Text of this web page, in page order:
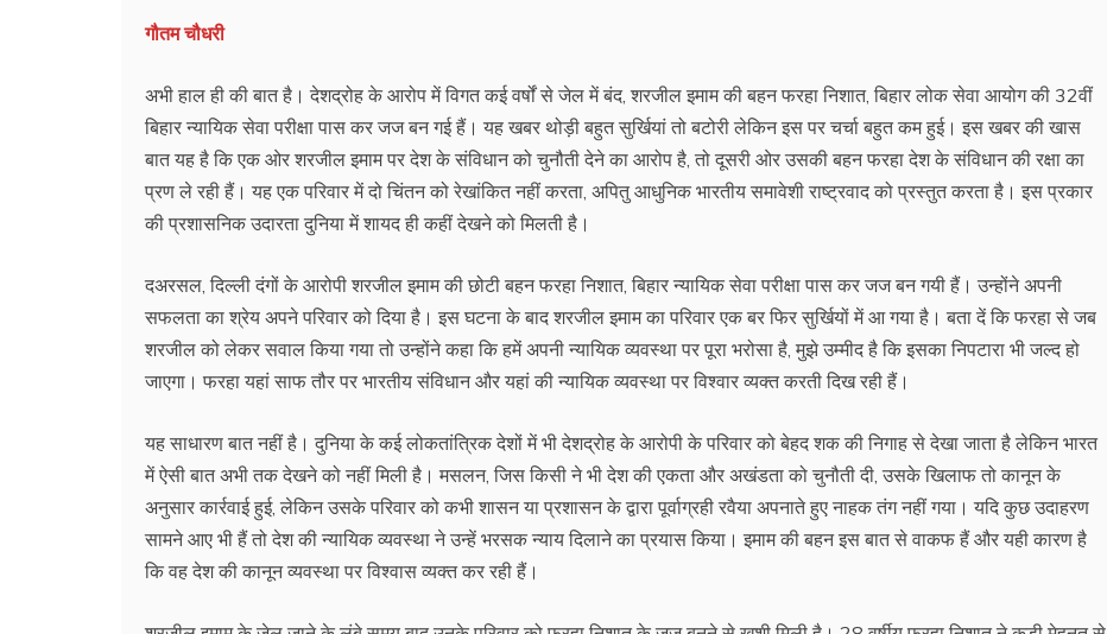
गौतम चौधरी
अभी हाल ही की बात है। देशद्रोह के आरोप में विगत कई वर्षों से जेल में बंद, शरजील इमाम की बहन फरहा निशात, बिहार लोक सेवा आयोग की 32वीं
बिहार न्यायिक सेवा परीक्षा पास कर जज बन गई हैं। यह खबर थोड़ी बहुत सुर्खियां तो बटोरी लेकिन इस पर चर्चा बहुत कम हुई। इस खबर की खास
बात यह है कि एक ओर शरजील इमाम पर देश के संविधान को चुनौती देने का आरोप है, तो दूसरी ओर उसकी बहन फरहा देश के संविधान की रक्षा का
प्रण ले रही हैं। यह एक परिवार में दो चिंतन को रेखांकित नहीं करता, अपितु आधुनिक भारतीय समावेशी राष्ट्रवाद को प्रस्तुत करता है। इस प्रकार
की प्रशासनिक उदारता दुनिया में शायद ही कहीं देखने को मिलती है।
दअरसल, दिल्ली दंगों के आरोपी शरजील इमाम की छोटी बहन फरहा निशात, बिहार न्यायिक सेवा परीक्षा पास कर जज बन गयी हैं। उन्होंने अपनी
सफलता का श्रेय अपने परिवार को दिया है। इस घटना के बाद शरजील इमाम का परिवार एक बर फिर सुर्खियों में आ गया है। बता दें कि फरहा से जब
शरजील को लेकर सवाल किया गया तो उन्होंने कहा कि हमें अपनी न्यायिक व्यवस्था पर पूरा भरोसा है, मुझे उम्मीद है कि इसका निपटारा भी जल्द हो
जाएगा। फरहा यहां साफ तौर पर भारतीय संविधान और यहां की न्यायिक व्यवस्था पर विश्वार व्यक्त करती दिख रही हैं।
यह साधारण बात नहीं है। दुनिया के कई लोकतांत्रिक देशों में भी देशद्रोह के आरोपी के परिवार को बेहद शक की निगाह से देखा जाता है लेकिन भारत
में ऐसी बात अभी तक देखने को नहीं मिली है। मसलन, जिस किसी ने भी देश की एकता और अखंडता को चुनौती दी, उसके खिलाफ तो कानून के
अनुसार कार्रवाई हुई, लेकिन उसके परिवार को कभी शासन या प्रशासन के द्वारा पूर्वाग्रही रवैया अपनाते हुए नाहक तंग नहीं गया। यदि कुछ उदाहरण
सामने आए भी हैं तो देश की न्यायिक व्यवस्था ने उन्हें भरसक न्याय दिलाने का प्रयास किया। इमाम की बहन इस बात से वाकफ हैं और यही कारण है
कि वह देश की कानून व्यवस्था पर विश्वास व्यक्त कर रही हैं।